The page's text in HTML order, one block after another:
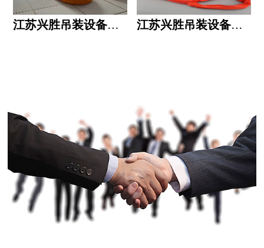
江苏兴胜吊装设备有限公司五大透明 江苏兴胜吊装设备有限公司运作模式